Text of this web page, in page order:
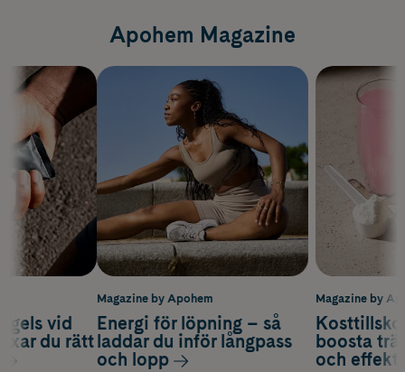
Apohem Magazine
Magazine by
boosta
och
gels vid
du rätt
Magazine by Apohem
Energi för löpning – så
laddar du inför långpass
och lopp